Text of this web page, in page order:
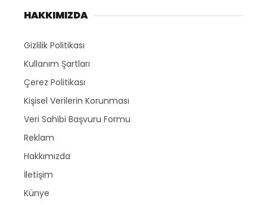
HAKKIMIZDA
Gizlilik Politikası
Kullanım Şartları
Çerez Politikası
Kişisel Verilerin Korunması
Veri Sahibi Başvuru Formu
Reklam
Hakkımızda
İletişim
Künye